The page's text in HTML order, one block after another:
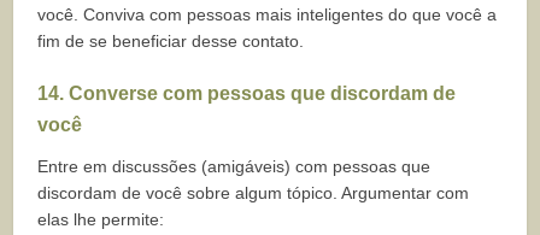
você. Conviva com pessoas mais inteligentes do que você a
fim de se beneficiar desse contato.
14. Converse com pessoas que discordam de
você
Entre em discussões (amigáveis) com pessoas que
discordam de você sobre algum tópico. Argumentar com
elas lhe permite: